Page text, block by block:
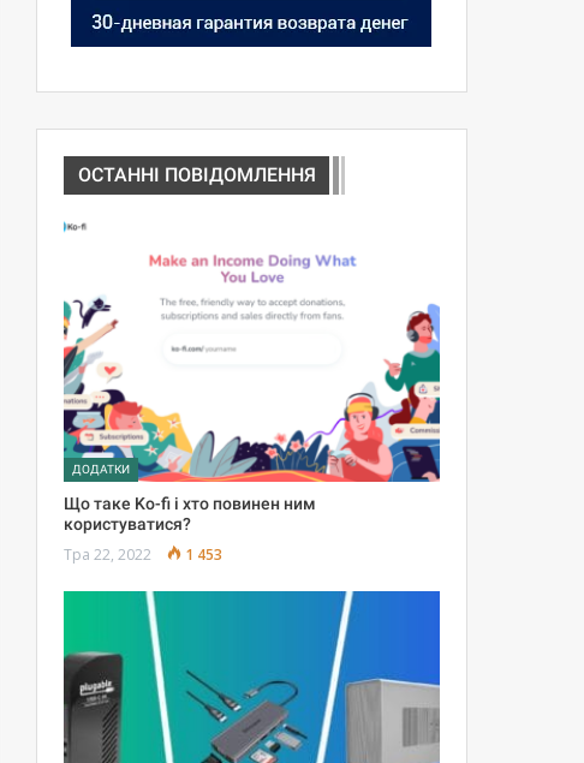
ОСТАННІ ПОВІДОМЛЕННЯ
ДОДАТКИ
Що таке Ko-fi і хто повинен ним
користуватися?
Тра 22, 2022 1 453